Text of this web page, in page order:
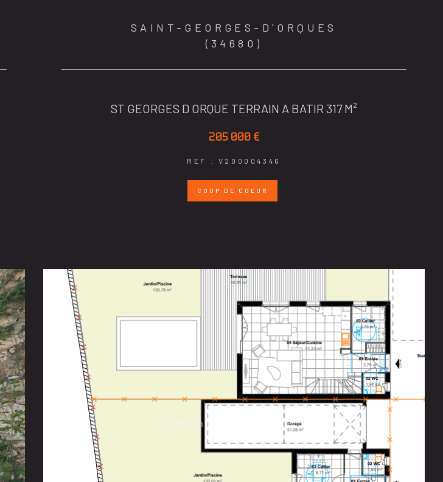
SAINT-GEORGES-D'ORQUES
(34680)
ST GEORGES D ORQUE TERRAIN A BATIR 317 M²
205 000 €
REF : V200004346
COUP DE COEUR